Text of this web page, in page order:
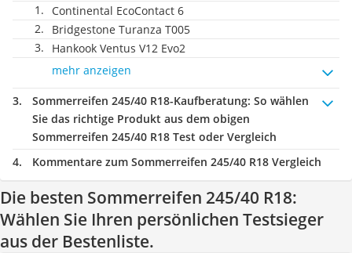
Continental EcoContact 6
Bridgestone Turanza T005
Hankook Ventus V12 Evo2
mehr anzeigen
Sommerreifen 245/40 R18-Kaufberatung: So wählen
Sie das richtige Produkt aus dem obigen
Sommerreifen 245/40 R18 Test oder Vergleich
Kommentare zum Sommerreifen 245/40 R18 Vergleich
Die besten Sommerreifen 245/40 R18:
Wählen Sie Ihren persönlichen Testsieger
aus der Bestenliste.